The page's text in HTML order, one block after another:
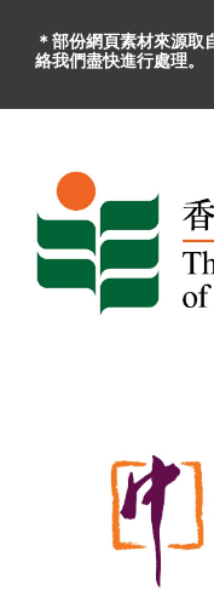
＊部份網頁素材來源取
絡我們盡快進行處理。